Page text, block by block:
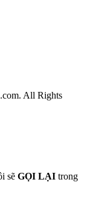
All Rights
sẽ GỌI LẠI trong